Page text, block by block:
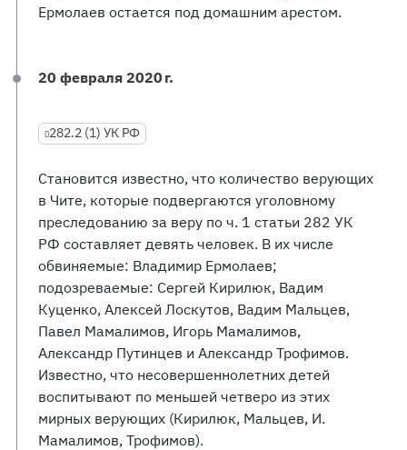
Ермолаев остается под домашним арестом.
20 февраля 2020 г.
282.2 (1) УК РФ
Становится известно, что количество верующих
в Чите, которые подвергаются уголовному
преследованию за веру по ч. 1 статьи 282 УК
РФ составляет девять человек. В их числе
обвиняемые: Владимир Ермолаев;
подозреваемые: Сергей Кирилюк, Вадим
Куценко, Алексей Лоскутов, Вадим Мальцев,
Павел Мамалимов, Игорь Мамалимов,
Александр Путинцев и Александр Трофимов.
Известно, что несовершеннолетних детей
воспитывают по меньшей четверо из этих
мирных верующих (Кирилюк, Мальцев, И.
Мамалимов, Трофимов).